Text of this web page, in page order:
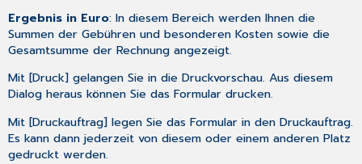
Ergebnis in Euro: In diesem Bereich werden Ihnen die
Summen der Gebühren und besonderen Kosten sowie die
Gesamtsumme der Rechnung angezeigt.
Mit [Druck] gelangen Sie in die Druckvorschau. Aus diesem
Dialog heraus können Sie das Formular drucken.
Mit [Druckauftrag] legen Sie das Formular in den Druckauftrag.
Es kann dann jederzeit von diesem oder einem anderen Platz
gedruckt werden.